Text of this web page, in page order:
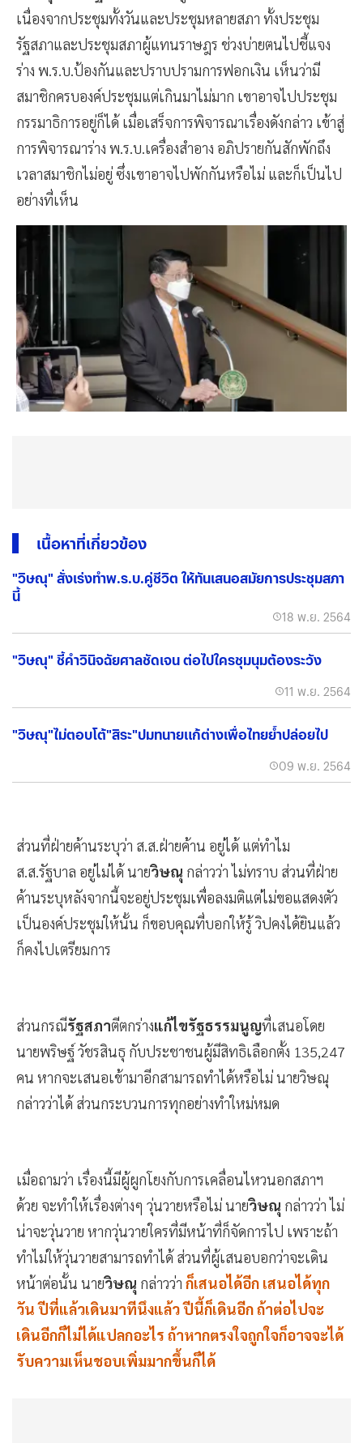
เนื่องจากประชุมทั้งวันและประชุมหลายสภา ทั้งประชุม
รัฐสภาและประชุมสภาผู้แทนราษฎร ช่วงบ่ายตนไปชี้แจง
ร่าง พ.ร.บ.ป้องกันและปราบปรามการฟอกเงิน เห็นว่ามี
สมาชิกครบองค์ประชุมแต่เกินมาไม่มาก เขาอาจไปประชุม
กรรมาธิการอยู่ก็ได้ เมื่อเสร็จการพิจารณาเรื่องดังกล่าว เข้าสู่
การพิจารณาร่าง พ.ร.บ.เครื่องสำอาง อภิปรายกันสักพักถึง
เวลาสมาชิกไม่อยู่ ซึ่งเขาอาจไปพักกันหรือไม่ และก็เป็นไป
อย่างที่เห็น
เนื้อหาที่เกี่ยวข้อง
"วิษณุ" สั่งเร่งทำพ.ร.บ.คู่ชีวิต ให้ทันเสนอสมัยการประชุมสภา
นี้
18 พ.ย. 2564
"วิษณุ" ชี้คำวินิจฉัยศาลชัดเจน ต่อไปใครชุมนุมต้องระวัง
11 พ.ย. 2564
"วิษณุ"ไม่ตอบโต้"สิระ"ปมทนายแก้ต่างเพื่อไทยย้ำปล่อยไป
09 พ.ย. 2564
ส่วนที่ฝ่ายค้านระบุว่า ส.ส.ฝ่ายค้าน อยู่ได้ แต่ทำไม
ส.ส.รัฐบาล อยู่ไม่ได้ นายวิษณุ กล่าวว่า ไม่ทราบ ส่วนที่ฝ่าย
ค้านระบุหลังจากนี้จะอยู่ประชุมเพื่อลงมติแต่ไม่ขอแสดงตัว
เป็นองค์ประชุมให้นั้น ก็ขอบคุณที่บอกให้รู้ วิปคงได้ยินแล้ว
ก็คงไปเตรียมการ
ส่วนกรณีรัฐสภาตีตกร่างแก้ไขรัฐธรรมนูญที่เสนอโดย
นายพริษฐ์ วัชรสินธุ กับประชาชนผู้มีสิทธิเลือกตั้ง 135,247
คน หากจะเสนอเข้ามาอีกสามารถทำได้หรือไม่ นายวิษณุ
กล่าวว่าได้ ส่วนกระบวนการทุกอย่างทำใหม่หมด
เมื่อถามว่า เรื่องนี้มีผู้ผูกโยงกับการเคลื่อนไหวนอกสภาฯ
ด้วย จะทำให้เรื่องต่างๆ วุ่นวายหรือไม่ นายวิษณุ กล่าวว่า ไม่
น่าจะวุ่นวาย หากวุ่นวายใครที่มีหน้าที่ก็จัดการไป เพราะถ้า
ทำไม่ให้วุ่นวายสามารถทำได้ ส่วนที่ผู้เสนอบอกว่าจะเดิน
หน้าต่อนั้น นายวิษณุ กล่าวว่า ก็เสนอได้อีก เสนอได้ทุก
วัน ปีที่แล้วเดินมาทีนึงแล้ว ปีนี้ก็เดินอีก ถ้าต่อไปจะ
เดินอีกก็ไม่ได้แปลกอะไร ถ้าหากตรงใจถูกใจก็อาจจะได้
รับความเห็นชอบเพิ่มมากขึ้นก็ได้